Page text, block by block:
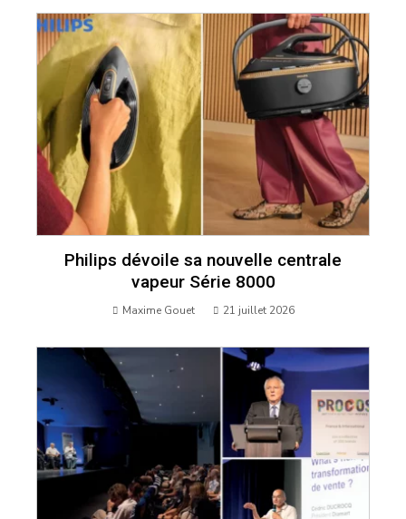
Philips dévoile sa nouvelle centrale
vapeur Série 8000
Maxime Gouet 21 juillet 2026